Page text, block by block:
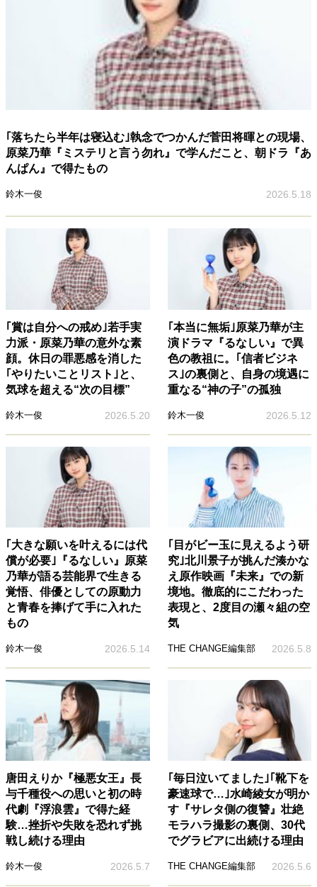
｢落ちたら半年は寝込む｣執念でつかんだ菅田将暉との現場、
原菜乃華『ミステリと言う勿れ』で学んだこと、朝ドラ『あ
んぱん』で得たもの
鈴木一俊 2026.5.18
｢賞は自分への戒め｣若手実
力派・原菜乃華の意外な素
顔。休日の罪悪感を消した
｢やりたいことリスト｣と、
気球を超える“次の目標”
鈴木一俊 2026.5.20
｢本当に無垢｣原菜乃華が主
演ドラマ『るなしい』で異
色の教祖に。｢信者ビジネ
ス｣の裏側と、自身の境遇に
重なる“神の子”の孤独
鈴木一俊 2026.5.12
｢大きな願いを叶えるには代
償が必要｣『るなしい』原菜
乃華が語る芸能界で生きる
覚悟、俳優としての原動力
と青春を捧げて手に入れた
もの
鈴木一俊 2026.5.14
｢目がビー玉に見えるよう研
究｣北川景子が挑んだ湊かな
え原作映画『未来』での新
境地。徹底的にこだわった
表現と、2度目の瀬々組の空
気
THE CHANGE編集部 2026.5.8
唐田えりか『極悪女王』長
与千種役への思いと初の時
代劇『浮浪雲』で得た経
験…挫折や失敗を恐れず挑
戦し続ける理由
鈴木一俊 2026.5.7
｢毎日泣いてました｣｢靴下を
豪速球で…｣水崎綾女が明か
す『サレタ側の復讐』壮絶
モラハラ撮影の裏側、30代
でグラビアに出続ける理由
THE CHANGE編集部 2026.5.6